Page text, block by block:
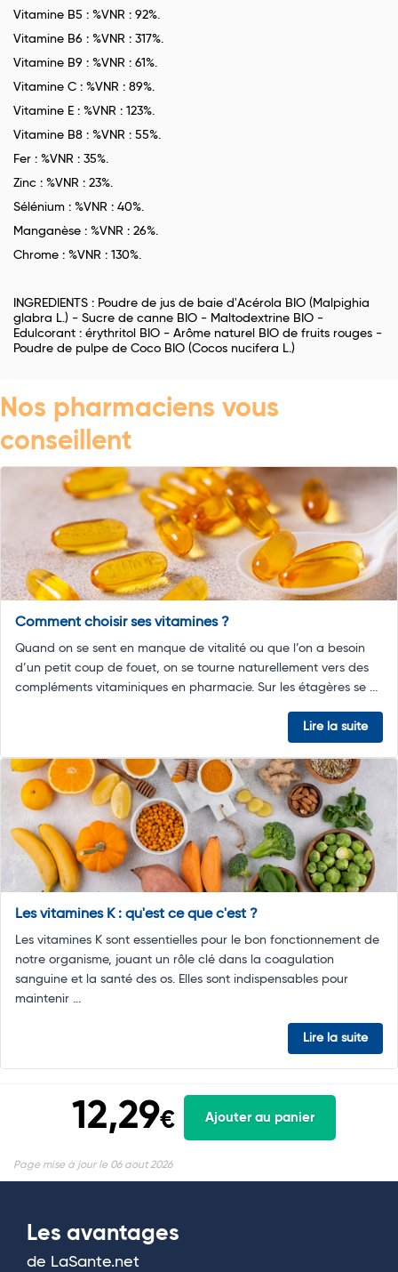
Vitamine B5 : %VNR : 92%.
Vitamine B6 : %VNR : 317%.
Vitamine B9 : %VNR : 61%.
Vitamine C : %VNR : 89%.
Vitamine E : %VNR : 123%.
Vitamine B8 : %VNR : 55%.
Fer : %VNR : 35%.
Zinc : %VNR : 23%.
Sélénium : %VNR : 40%.
Manganèse : %VNR : 26%.
Chrome : %VNR : 130%.
INGREDIENTS : Poudre de jus de baie d'Acérola BIO (Malpighia
glabra L.) - Sucre de canne BIO - Maltodextrine BIO -
Edulcorant : érythritol BIO - Arôme naturel BIO de fruits rouges -
Poudre de pulpe de Coco BIO (Cocos nucifera L.)
Nos pharmaciens vous
conseillent
Comment choisir ses vitamines ?
Quand on se sent en manque de vitalité ou que l’on a besoin
d’un petit coup de fouet, on se tourne naturellement vers des
compléments vitaminiques en pharmacie. Sur les étagères se ...
Lire la suite
Les vitamines K : qu'est ce que c'est ?
Les vitamines K sont essentielles pour le bon fonctionnement de
notre organisme, jouant un rôle clé dans la coagulation
sanguine et la santé des os. Elles sont indispensables pour
maintenir ...
Lire la suite
12,29€ Ajouter au panier
Page mise à jour le 06 aout 2026
Les avantages
de LaSante.net